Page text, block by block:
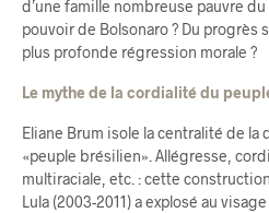
d’une famille nombreuse pauvre
pouvoir de Bolsonaro ? Du progrès
plus profonde régression morale ?
Le mythe de la cordialité du
Eliane Brum isole la centralité de la
«peuple brésilien». Allégresse,
multiraciale, etc. : cette
Lula (2003-2011) a explosé au